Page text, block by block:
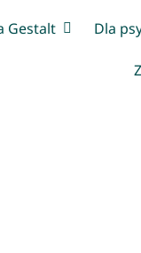
Gestalt Dla